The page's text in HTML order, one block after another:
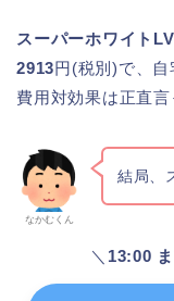
スーパーホワイトLV
2913円(税別)で、
費用対効果は正直
なかむくん
結局、
＼ 13:00